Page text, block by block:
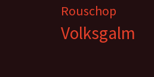
Rouschop
Volksgalm